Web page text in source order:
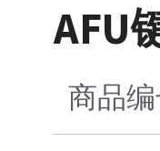
AFU
商品